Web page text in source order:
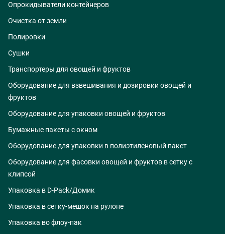
Опрокидыватели контейнеров
Очистка от земли
Полировки
Сушки
Транспортеры для овощей и фруктов
Оборудование для взвешивания и дозировки овощей и
фруктов
Оборудование для упаковки овощей и фруктов
Бумажные пакеты с окном
Оборудование для упаковки в полиэтиленовый пакет
Оборудование для фасовки овощей и фруктов в сетку с
клипсой
Упаковка в D-Pack/Домик
Упаковка в сетку-мешок на рулоне
Упаковка во флоу-пак